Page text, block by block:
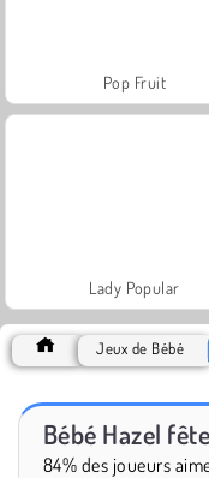
Pop Fruit
Lady Popular
Jeux de Bébé
Bébé Hazel
84% des joueurs